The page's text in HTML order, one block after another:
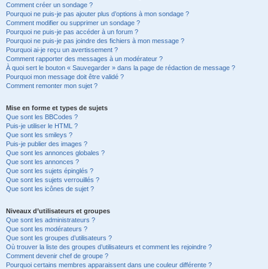
Comment créer un sondage ?
Pourquoi ne puis-je pas ajouter plus d’options à mon sondage ?
Comment modifier ou supprimer un sondage ?
Pourquoi ne puis-je pas accéder à un forum ?
Pourquoi ne puis-je pas joindre des fichiers à mon message ?
Pourquoi ai-je reçu un avertissement ?
Comment rapporter des messages à un modérateur ?
À quoi sert le bouton « Sauvegarder » dans la page de rédaction de message ?
Pourquoi mon message doit être validé ?
Comment remonter mon sujet ?
Mise en forme et types de sujets
Que sont les BBCodes ?
Puis-je utiliser le HTML ?
Que sont les smileys ?
Puis-je publier des images ?
Que sont les annonces globales ?
Que sont les annonces ?
Que sont les sujets épinglés ?
Que sont les sujets verrouillés ?
Que sont les icônes de sujet ?
Niveaux d’utilisateurs et groupes
Que sont les administrateurs ?
Que sont les modérateurs ?
Que sont les groupes d’utilisateurs ?
Où trouver la liste des groupes d’utilisateurs et comment les rejoindre ?
Comment devenir chef de groupe ?
Pourquoi certains membres apparaissent dans une couleur différente ?